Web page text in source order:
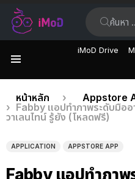
iMoD Drive
เรื่อง
ล่าสุด
คุณอยู่ที่นี่:
หน้าหลัก
Appstore
Fabby แอปทำภาพระดับมือ
วาเลนไทน์ รู้ยัง (โหลดฟรี)
APPLICATION APPSTORE APP
Fabby แอปทำภาพ